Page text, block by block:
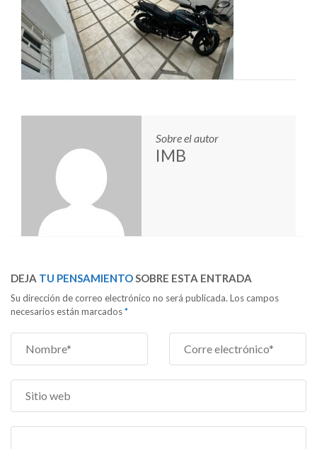
Sobre el autor
IMB
DEJA TU PENSAMIENTOSOBRE ESTA ENTRADA
Su dirección de correo electrónico no será publicada. Los campos
necesarios están marcados*